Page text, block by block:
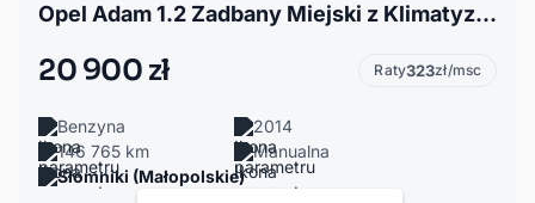
Opel Adam 1.2 Zadbany Miejski z Klimatyzacją
20 900 zł Raty323zł/msc
Benzyna
2014
146 765 km
Manualna
Słomniki (Małopolskie)